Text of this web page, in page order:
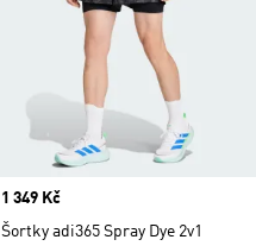
Price
1 349 Kč
Šortky adi365 Spray Dye 2v1